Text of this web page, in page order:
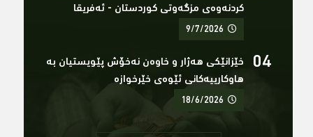
کردنەوەی مزگەوتی کوردستان - ئەفریقا
9/7/2026
خێزانێکی هەژار و خاوەن نەخۆش پێویستیان بە
هاوکارییەکانی ئێوەی خێرخوازە
18/6/2026